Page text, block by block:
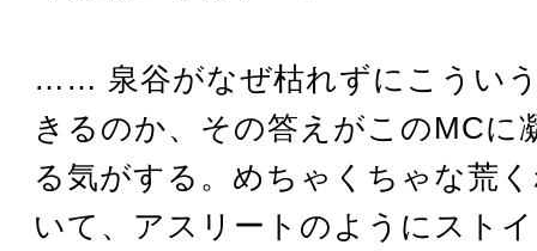
…… 泉谷がなぜ枯れずにこうい
きるのか、その答えがこのMCに
る気がする。めちゃくちゃな荒
いて、アスリートのようにスト